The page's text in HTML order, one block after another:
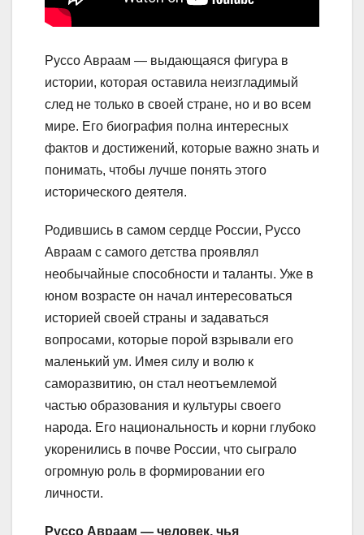
Руссо Авраам — выдающаяся фигура в
истории, которая оставила неизгладимый
след не только в своей стране, но и во всем
мире. Его биография полна интересных
фактов и достижений, которые важно знать и
понимать, чтобы лучше понять этого
исторического деятеля.
Родившись в самом сердце России, Руссо
Авраам с самого детства проявлял
необычайные способности и таланты. Уже в
юном возрасте он начал интересоваться
историей своей страны и задаваться
вопросами, которые порой взрывали его
маленький ум. Имея силу и волю к
саморазвитию, он стал неотъемлемой
частью образования и культуры своего
народа. Его национальность и корни глубоко
укоренились в почве России, что сыграло
огромную роль в формировании его
личности.
Руссо Авраам — человек, чья